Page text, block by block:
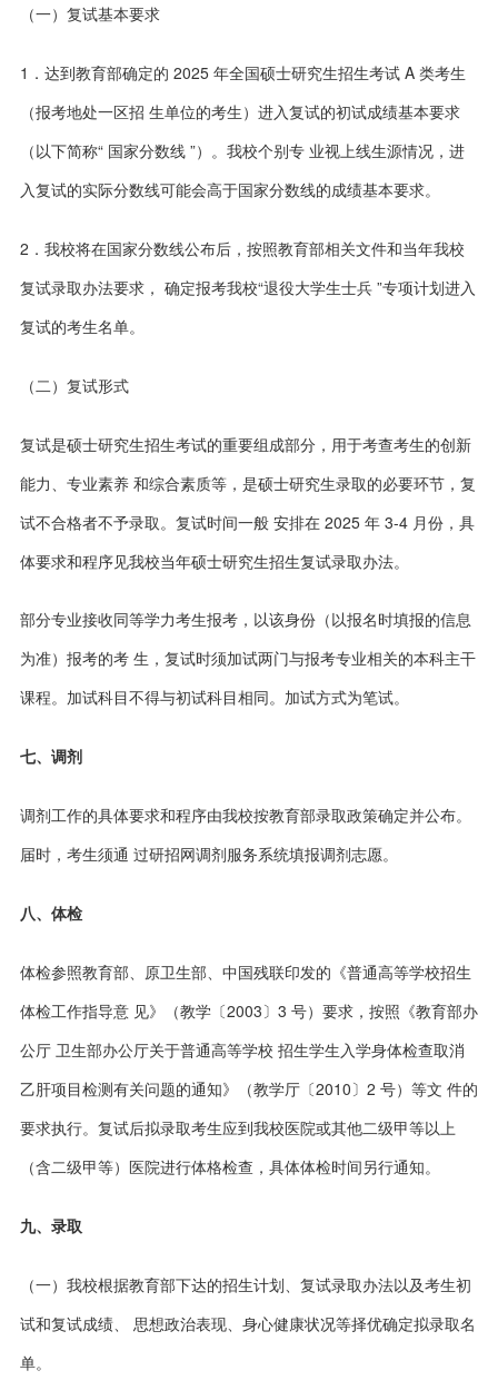
（一）复试基本要求
1．达到教育部确定的 2025 年全国硕士研究生招生考试 A 类考生
（报考地处一区招 生单位的考生）进入复试的初试成绩基本要求
（以下简称“ 国家分数线 ”）。我校个别专 业视上线生源情况，进
入复试的实际分数线可能会高于国家分数线的成绩基本要求。
2．我校将在国家分数线公布后，按照教育部相关文件和当年我校
复试录取办法要求， 确定报考我校“退役大学生士兵 ”专项计划进入
复试的考生名单。
（二）复试形式
复试是硕士研究生招生考试的重要组成部分，用于考查考生的创新
能力、专业素养 和综合素质等，是硕士研究生录取的必要环节，复
试不合格者不予录取。复试时间一般 安排在 2025 年 3-4 月份，具
体要求和程序见我校当年硕士研究生招生复试录取办法。
部分专业接收同等学力考生报考，以该身份（以报名时填报的信息
为准）报考的考 生，复试时须加试两门与报考专业相关的本科主干
课程。加试科目不得与初试科目相同。加试方式为笔试。
七、调剂
调剂工作的具体要求和程序由我校按教育部录取政策确定并公布。
届时，考生须通 过研招网调剂服务系统填报调剂志愿。
八、体检
体检参照教育部、原卫生部、中国残联印发的《普通高等学校招生
体检工作指导意 见》（教学〔2003〕3 号）要求，按照《教育部办
公厅 卫生部办公厅关于普通高等学校 招生学生入学身体检查取消
乙肝项目检测有关问题的通知》（教学厅〔2010〕2 号）等文 件的
要求执行。复试后拟录取考生应到我校医院或其他二级甲等以上
（含二级甲等）医院进行体格检查，具体体检时间另行通知。
九、录取
（一）我校根据教育部下达的招生计划、复试录取办法以及考生初
试和复试成绩、 思想政治表现、身心健康状况等择优确定拟录取名
单。